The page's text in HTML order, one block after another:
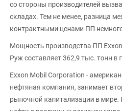
со стороны производителей
складах. Тем не менее, разница
контрактными ценами ПП
Мощность производства ПП
Руж составляет 362,9 тыс. тонн в
Exxon Mobil Corporation -
нефтяная компания, занимает
рыночной капитализации в